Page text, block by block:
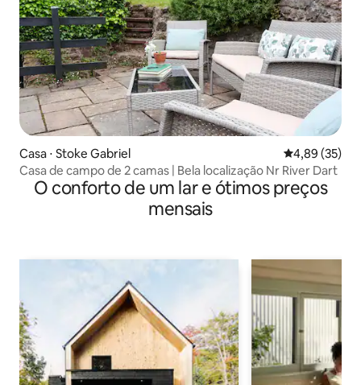
Casa ⋅ Stoke Gabriel 4,89 de uma
4,89 (35)
Casa de campo de 2 camas | Bela localização Nr River Dart
O conforto de um lar e ótimos preços
mensais